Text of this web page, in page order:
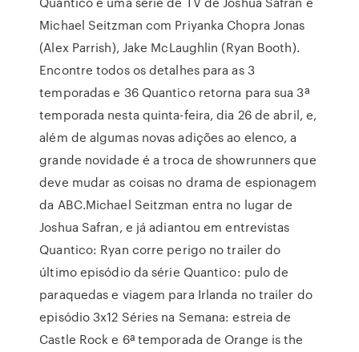
Michael Seitzman com Priyanka Chopra Jonas
(Alex Parrish), Jake McLaughlin (Ryan Booth).
Encontre todos os detalhes para as 3
temporadas e 36 Quantico retorna para sua 3ª
temporada nesta quinta-feira, dia 26 de abril, e,
além de algumas novas adições ao elenco, a
grande novidade é a troca de showrunners que
deve mudar as coisas no drama de espionagem
da ABC.Michael Seitzman entra no lugar de
Joshua Safran, e já adiantou em entrevistas
Quantico: Ryan corre perigo no trailer do
último episódio da série Quantico: pulo de
paraquedas e viagem para Irlanda no trailer do
episódio 3x12 Séries na Semana: estreia de
Castle Rock e 6ª temporada de Orange is the